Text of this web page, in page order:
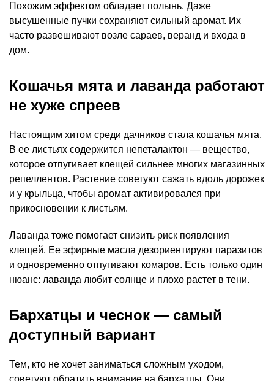
Похожим эффектом обладает полынь. Даже
высушенные пучки сохраняют сильный аромат. Их
часто развешивают возле сараев, веранд и входа в
дом.
Кошачья мята и лаванда работают
не хуже спреев
Настоящим хитом среди дачников стала кошачья мята.
В ее листьях содержится непеталактон — вещество,
которое отпугивает клещей сильнее многих магазинных
репеллентов. Растение советуют сажать вдоль дорожек
и у крыльца, чтобы аромат активировался при
прикосновении к листьям.
Лаванда тоже помогает снизить риск появления
клещей. Ее эфирные масла дезориентируют паразитов
и одновременно отпугивают комаров. Есть только один
нюанс: лаванда любит солнце и плохо растет в тени.
Бархатцы и чеснок — самый
доступный вариант
Тем, кто не хочет заниматься сложным уходом,